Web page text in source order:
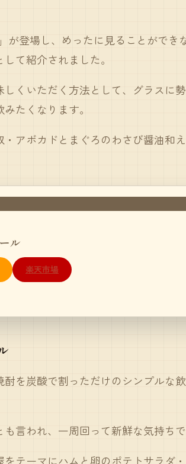
」が登場し、めったに見ることがで
て紹介されました。
しくいただく方法として、グラスに
たくなります。
アボカドとまぐろのわさび醤油和
ル
楽天市場
酎を炭酸で割っただけのシンプルな
も言われ、一周回って新鮮な気持ち
テーマにハムと卵のポテトサラダ